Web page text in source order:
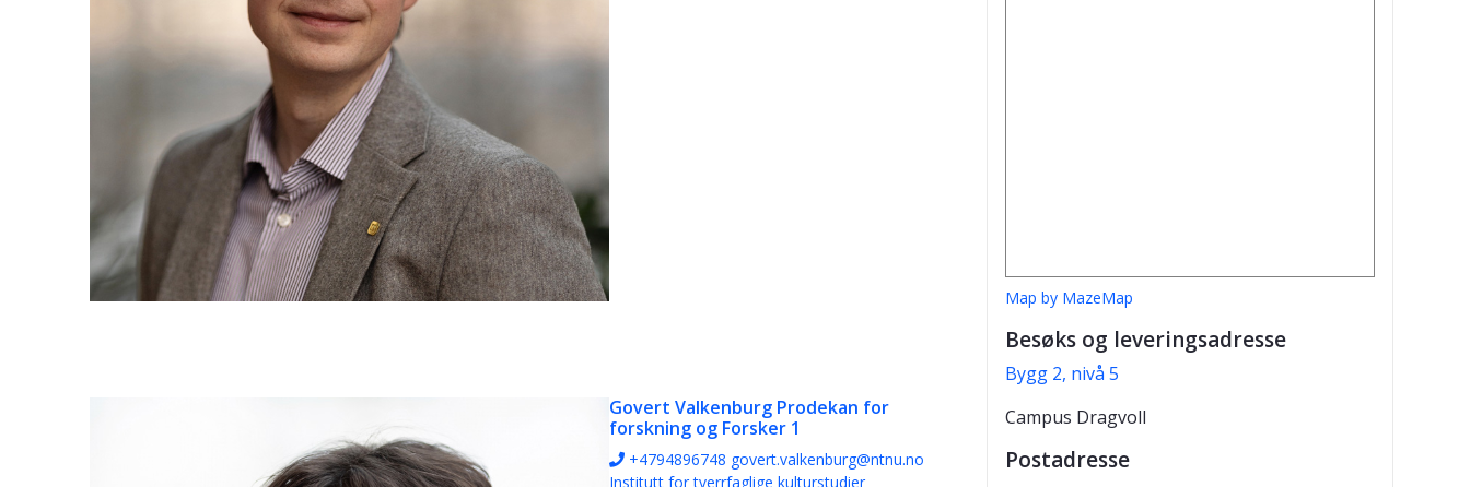
Govert Valkenburg Prodekan for
forskning og Forsker 1
+4794896748 govert.valkenburg@ntnu.no
Institutt for tverrfaglige kulturstudier
Map by MazeMap
Besøks og leveringsadresse
Bygg 2, nivå 5
Campus Dragvoll
Postadresse